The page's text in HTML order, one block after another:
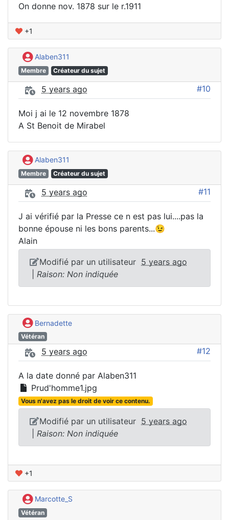
On donne nov. 1878 sur le r.1911
+1
Alaben311
Membre Créateur du sujet
5 years ago #10
Moi j ai le 12 novembre 1878
A St Benoit de Mirabel
Alaben311
Membre Créateur du sujet
5 years ago #11
J ai vérifié par la Presse ce n est pas lui....pas la
bonne épouse ni les bons parents...😉
Alain
Modifié par un utilisateur 5 years ago
Raison: Non indiquée
Bernadette
Vétéran
5 years ago #12
A la date donné par Alaben311
Prud'homme1.jpg
Vous n'avez pas le droit de voir ce contenu.
Modifié par un utilisateur 5 years ago
Raison: Non indiquée
+1
Marcotte_S
Vétéran